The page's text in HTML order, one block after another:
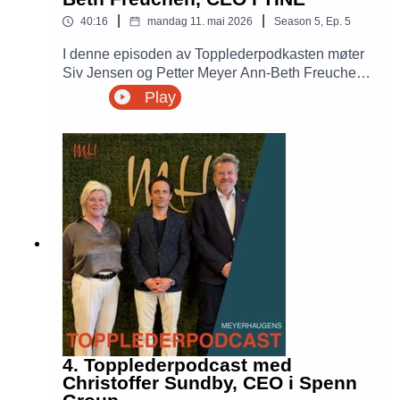
40:16 mandag 11. mai 2026 Season 5, Ep. 5
I denne episoden av Topplederpodkasten møter
Siv Jensen og Petter Meyer Ann-Beth Freuchen,
CEO i TINE. Hvordan balanserer man rollen som
kommersielt merkevareselskap med et tydelig
TINEs rolle i norsk matproduksjon, bærekraft,
beredskap og innovasjon. Frøyken deler også
sine perspektiver på ledelse, rekruttering og hva
som kreves for å lykkes i en kompleks
organisasjon med mange interessenter.
Play
4. Topplederpodcast med
Christoffer Sundby, CEO i Spenn